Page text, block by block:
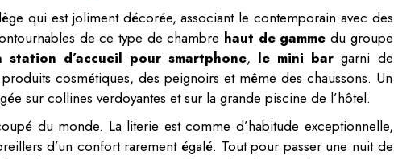
qui est joliment décorée, associant le contemporain avec des
de ce type de chambre haut de gamme du groupe
station d’accueil pour smartphone, le mini bar garni de
cosmétiques, des peignoirs et même des chaussons. Un
sur collines verdoyantes et sur la grande piscine de l’hôtel.
du monde. La literie est comme d’habitude exceptionnelle,
d’un confort rarement égalé. Tout pour passer une nuit de